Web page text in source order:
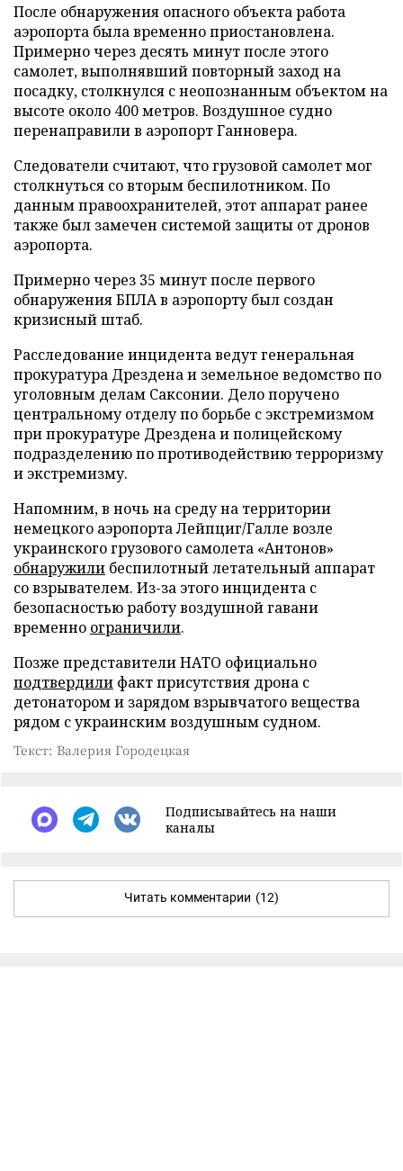
После обнаружения опасного объекта работа
аэропорта была временно приостановлена.
Примерно через десять минут после этого
самолет, выполнявший повторный заход на
посадку, столкнулся с неопознанным объектом на
высоте около 400 метров. Воздушное судно
перенаправили в аэропорт Ганновера.
Следователи считают, что грузовой самолет мог
столкнуться со вторым беспилотником. По
данным правоохранителей, этот аппарат ранее
также был замечен системой защиты от дронов
аэропорта.
Примерно через 35 минут после первого
обнаружения БПЛА в аэропорту был создан
кризисный штаб.
Расследование инцидента ведут генеральная
прокуратура Дрездена и земельное ведомство по
уголовным делам Саксонии. Дело поручено
центральному отделу по борьбе с экстремизмом
при прокуратуре Дрездена и полицейскому
подразделению по противодействию терроризму
и экстремизму.
Напомним, в ночь на среду на территории
немецкого аэропорта Лейпциг/Галле возле
украинского грузового самолета «Антонов»
обнаружили беспилотный летательный аппарат
со взрывателем. Из-за этого инцидента с
безопасностью работу воздушной гавани
временно ограничили.
Позже представители НАТО официально
подтвердили факт присутствия дрона с
детонатором и зарядом взрывчатого вещества
рядом с украинским воздушным судном.
Текст: Валерия Городецкая
Подписывайтесь на наши
каналы
Читать комментарии (12)